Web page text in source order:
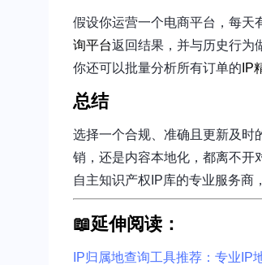
假设你运营一个电商平台，每天
询平台返回结果，并与历史行为
你还可以批量分析所有订单的 IP
总结
选择一个合规、准确且更新及时
销，还是内容本地化，都离不开
自主知识产权IP库的专业服务商
📖延伸阅读：
IP归属地查询工具推荐：专业IP